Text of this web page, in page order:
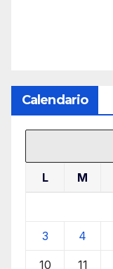
Calendario
L M
3 4
10 11